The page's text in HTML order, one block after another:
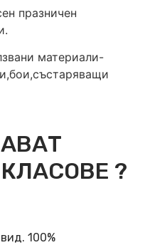
празничен
материали-
?
100%